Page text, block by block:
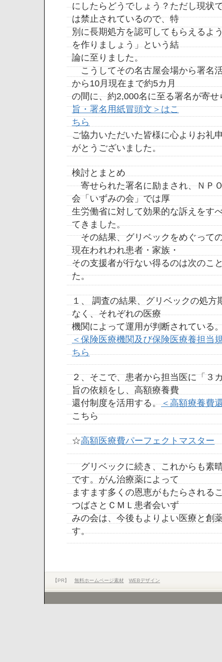
にしたらどうでしょう？ただし現状
は禁止されているので、特
別に長期処方を認可してもらえるよ
を作りましょう」という結
論に至りました。
こうしてその名古屋会場から署名
から10月現在まで約5カ月
の間に、約2,000名に至る署名が寄せ
旨・署名用紙冒頭文＞はこ
ちら
ご協力いただいた皆様に心よりお礼
がとうございました。
検討とまとめ
寄せられた署名に励まされ、ＮＰ
会「いずみの会」では厚
生労働省に対して効果的な訴えをす
てきました。
その結果、グリベックをめぐって
現在われわれ患者・家族・
その支援者が行ない得るのは次のこ
た。
１、 調査の結果、グリベックの処
なく、それぞれの医療
機関によって運用が判断されている
＜保険医療機関及び保険医療養担当
ちら
２、そこで、患者から担当医に「３
旨の依頼をし、高額療養費
還付制度を活用する。＜高額療養費
こちら
☆高額医療費パーフェクトマスター
グリベックに続き、これからも素
です。がん治療薬によって
ますます多くの恩恵がもたらされる
つばさとＣＭＬ患者会いず
みの会は、今後もよりよい医療と創
す。
【PR】 無料ホームページ素材 WEBデザイン